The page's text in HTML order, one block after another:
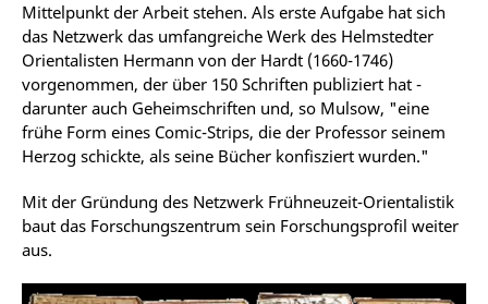
Mittelpunkt der Arbeit stehen. Als erste Aufgabe hat sich
das Netzwerk das umfangreiche Werk des Helmstedter
Orientalisten Hermann von der Hardt (1660-1746)
vorgenommen, der über 150 Schriften publiziert hat -
darunter auch Geheimschriften und, so Mulsow, "eine
frühe Form eines Comic-Strips, die der Professor seinem
Herzog schickte, als seine Bücher konfisziert wurden."
Mit der Gründung des Netzwerk Frühneuzeit-Orientalistik
baut das Forschungszentrum sein Forschungsprofil weiter
aus.